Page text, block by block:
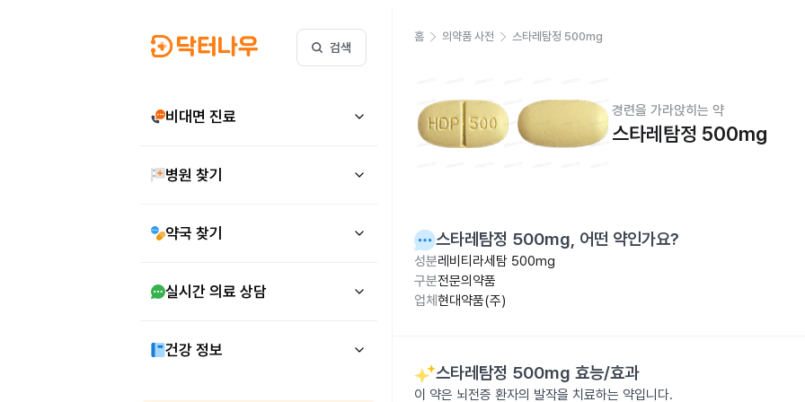
검색
비대면 진료
병원 찾기
약국 찾기
실시간 의료 상담
건강 정보
홈 의약품 사전 스타레탐정 500mg
경련을 가라앉히는 약
스타레탐정 500mg
스타레탐정 500mg, 어떤 약인가요?
성분레비티라세탐 500mg
구분전문의약품
업체 현대약품(주)
스타레탐정 500mg 효능/효과
이 약은 뇌전증 환자의 발작을 치료하는 약입니다.